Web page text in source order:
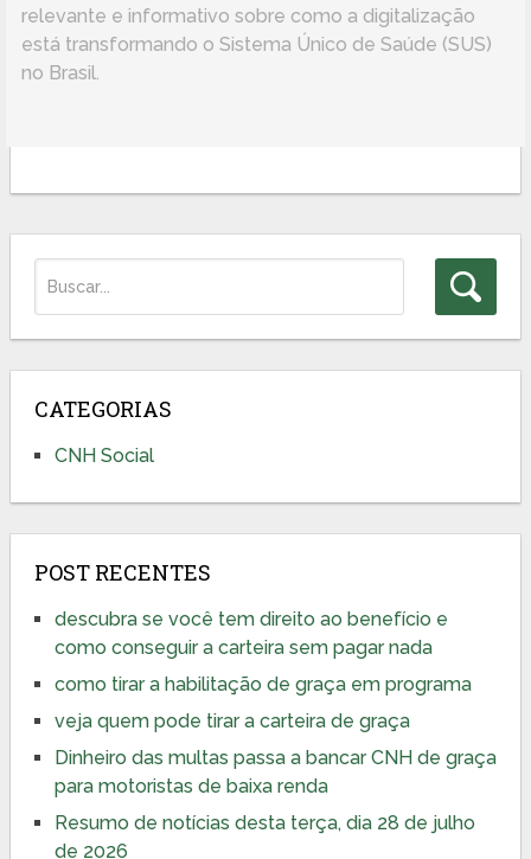
relevante e informativo sobre como a digitalização
está transformando o Sistema Único de Saúde (SUS)
no Brasil.
CATEGORIAS
CNH Social
POST RECENTES
descubra se você tem direito ao benefício e
como conseguir a carteira sem pagar nada
como tirar a habilitação de graça em programa
veja quem pode tirar a carteira de graça
Dinheiro das multas passa a bancar CNH de graça
para motoristas de baixa renda
Resumo de notícias desta terça, dia 28 de julho
de 2026